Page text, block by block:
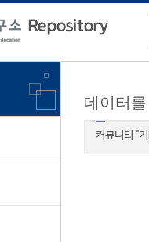
데이터
커뮤니티 "